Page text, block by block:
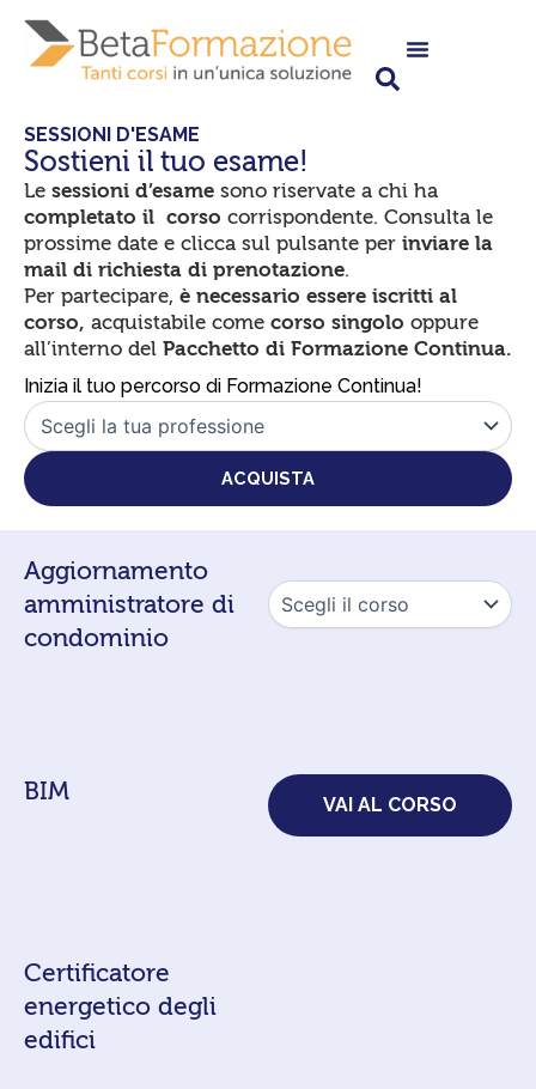
contenuto
SESSIONI D'ESAME
Sostieni il tuo esame!
Le sessioni d’esame sono riservate a chi ha
completato il corso corrispondente. Consulta le
prossime date e clicca sul pulsante per inviare la
mail di richiesta di prenotazione.
Per partecipare, è necessario essere iscritti al
corso, acquistabile come corso singolo oppure
all’interno del Pacchetto di Formazione Continua.
Inizia il tuo percorso di Formazione Continua!
ACQUISTA
Aggiornamento
amministratore di
condominio
BIM VAI AL CORSO
Certificatore
energetico degli
edifici